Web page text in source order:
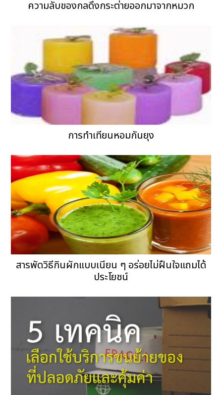
ความลับของกลดึงกระต่ายออกมาจากหมวก
การทำเทียนหอมกันยุง
สารพัดวิธีกินผักแบบเนียน ๆ อร่อยไม่ฝืนใจแถมได้
ประโยชน์